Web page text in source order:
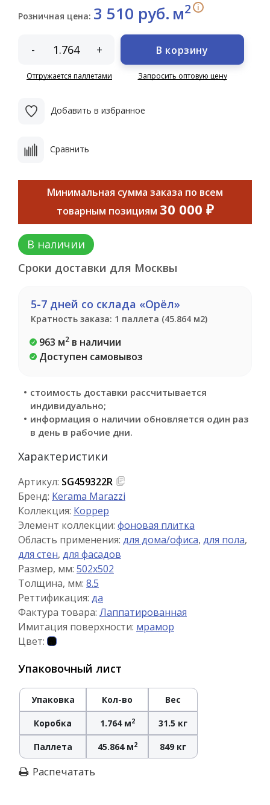
Розничная цена: 3 510 руб. м2 i
- +
Отгружается паллетами
В корзину
Запросить оптовую цену
Добавить в избранное
Сравнить
Минимальная сумма заказа по всем
товарным позициям 30 000 ₽
В наличии
Сроки доставки для Москвы
5-7 дней со склада «Орёл»
Кратность заказа: 1 паллета (45.864 м2)
963 м2 в наличии
Доступен самовывоз
стоимость доставки рассчитывается
индивидуально;
информация о наличии обновляется один раз
в день в рабочие дни.
Характеристики
Артикул: SG459322R
Бренд: Kerama Marazzi
Коллекция: Коррер
Элемент коллекции: фоновая плитка
Область применения: для дома/офиса, для пола,
для стен, для фасадов
Размер, мм: 502x502
Толщина, мм: 8.5
Реттификация: да
Фактура товара: Лаппатированная
Имитация поверхности: мрамор
Цвет:
Упаковочный лист
Упаковка Кол-во Вес
Коробка 1.764 м2 31.5 кг
Паллета 45.864 м2 849 кг
Распечатать